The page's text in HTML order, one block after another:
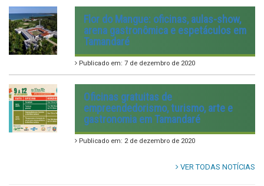
Flor do Mangue: oficinas, aulas-show,
arena gastronômica e espetáculos em
Tamandaré
Publicado em: 7 de dezembro de 2020
Oficinas gratuitas de
empreendedorismo, turismo, arte e
gastronomia em Tamandaré
Publicado em: 2 de dezembro de 2020
VER TODAS NOTÍCIAS